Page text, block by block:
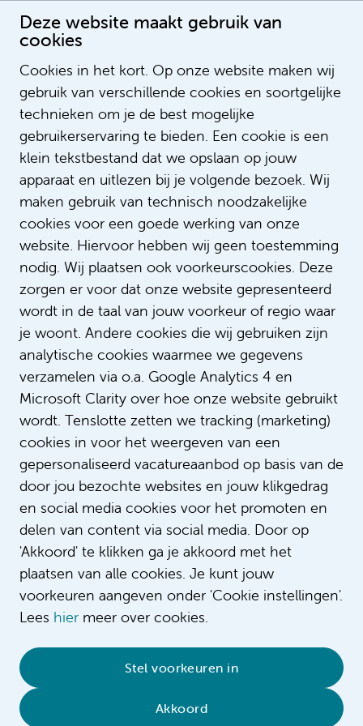
Deze website maakt gebruik van
cookies
Cookies in het kort. Op onze website maken wij
gebruik van verschillende cookies en soortgelijke
technieken om je de best mogelijke
gebruikerservaring te bieden. Een cookie is een
klein tekstbestand dat we opslaan op jouw
apparaat en uitlezen bij je volgende bezoek. Wij
maken gebruik van technisch noodzakelijke
cookies voor een goede werking van onze
website. Hiervoor hebben wij geen toestemming
nodig. Wij plaatsen ook voorkeurscookies. Deze
zorgen er voor dat onze website gepresenteerd
wordt in de taal van jouw voorkeur of regio waar
je woont. Andere cookies die wij gebruiken zijn
analytische cookies waarmee we gegevens
verzamelen via o.a. Google Analytics 4 en
Microsoft Clarity over hoe onze website gebruikt
wordt. Tenslotte zetten we tracking (marketing)
cookies in voor het weergeven van een
gepersonaliseerd vacatureaanbod op basis van de
door jou bezochte websites en jouw klikgedrag
en social media cookies voor het promoten en
delen van content via social media. Door op
'Akkoord' te klikken ga je akkoord met het
plaatsen van alle cookies. Je kunt jouw
voorkeuren aangeven onder 'Cookie instellingen'.
Lees hier meer over cookies.
Stel voorkeuren in
Akkoord
Jacobus Besteman
Cookieverklaring • Sitemap